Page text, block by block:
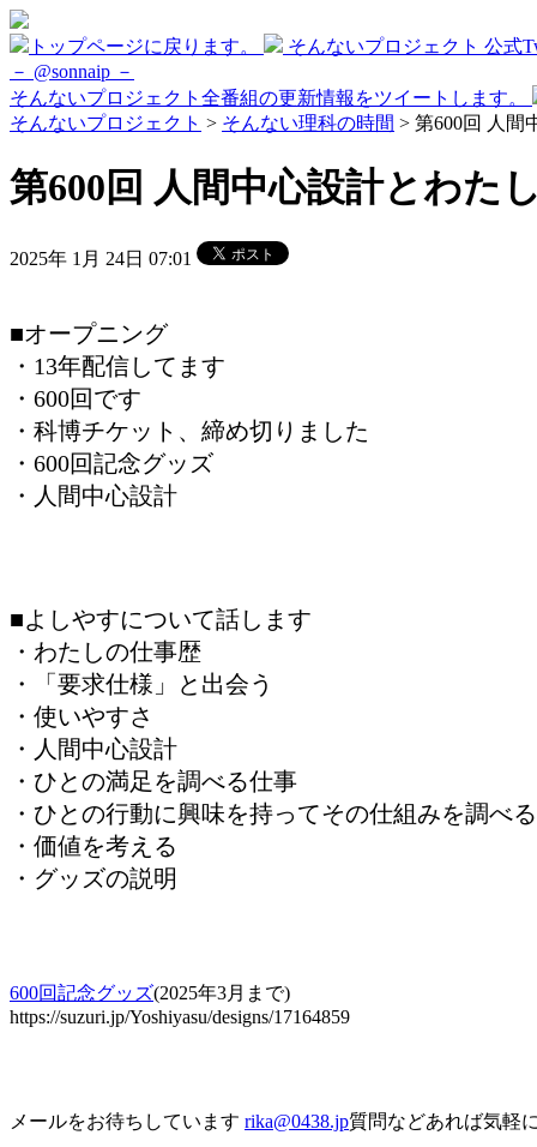
トップページに戻ります。
そんないプロジェクト 公式
－ @sonnaip －
そんないプロジェクト全番組の更新情報をツイートします。
そんないプロジェクト > そんない理科の時間 > 第600回 人間
第600回 人間中心設計とわた
2025年 1月 24日 07:01
■オープニング
・13年配信してます
・600回です
・科博チケット、締め切りました
・600回記念グッズ
・人間中心設計
■よしやすについて話します
・わたしの仕事歴
・「要求仕様」と出会う
・使いやすさ
・人間中心設計
・ひとの満足を調べる仕事
・ひとの行動に興味を持ってその仕組みを調べる
・価値を考える
・グッズの説明
600回記念グッズ(2025年3月まで)
https://suzuri.jp/Yoshiyasu/designs/17164859
メールをお待ちしています rika@0438.jp質問などあれば気軽